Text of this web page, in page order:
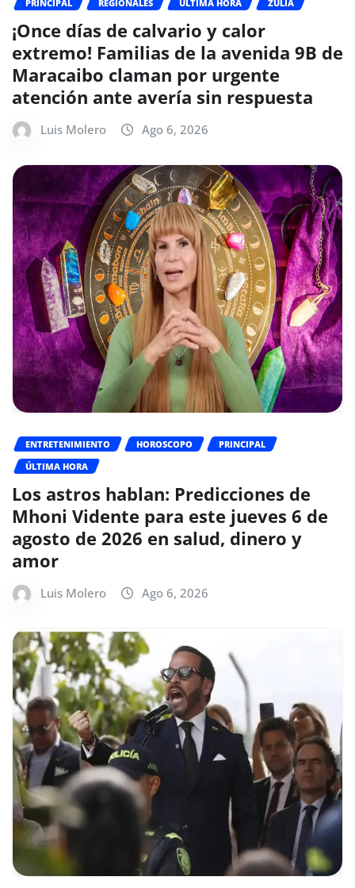
PRINCIPAL REGIONALES ÚLTIMA HORA ZULIA
¡Once días de calvario y calor
extremo! Familias de la avenida 9B de
Maracaibo claman por urgente
atención ante avería sin respuesta
Luis Molero Ago 6, 2026
ENTRETENIMIENTO HOROSCOPO
PRINCIPAL
ÚLTIMA HORA
Los astros hablan: Predicciones de
Mhoni Vidente para este jueves 6 de
agosto de 2026 en salud, dinero y
amor
Luis Molero Ago 6, 2026